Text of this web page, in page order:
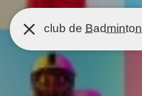
club de Badminton